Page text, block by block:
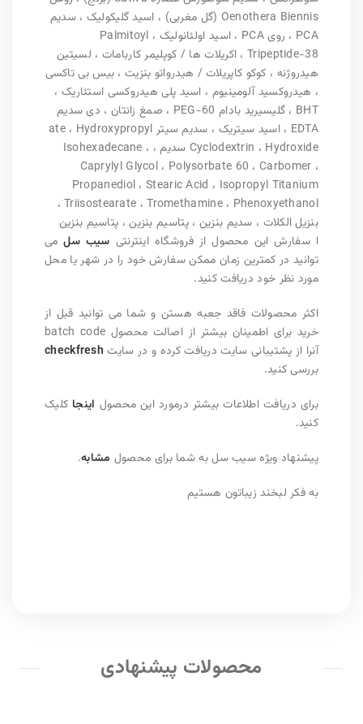
Oenothera Biennis (گل مغربی) ، اسید گلیکولیک ، سدیم
PCA ، روی PCA ، اسید اولئانولیک ، Palmitoyl
Tripeptide-38 ، اکریلات ها / کوپلیمر کاربامات ، لسیتین
هیدروژنه ، کوکو کاپریلات / هیدرواتو بنزیت ، بیس بی تاکسی
، هیدروکسید آلومینیوم ، اسید پلی هیدروکسی استئاریک ،
BHT ، گلیسیرید بادام PEG-60 ، صمغ زانتان ، دی سدیم
EDTA ، اسید سیتریک ، سدیم سیتر ate ، Hydroxypropyl
Cyclodextrin ، Hydroxide سدیم ، Isohexadecane ،
Caprylyl Glycol ، Polysorbate 60 ، Carbomer ،
Propanediol ، Stearic Acid ، Isopropyl Titanium
Triisostearate ، Tromethamine ، Phenoxyethanol ،
بنزیل الکلات ، سدیم بنزین ، پتاسیم بنزین ، پتاسیم بنزین
ا سفارش این محصول از فروشگاه اینترنتی سیب سلمی
توانید در کمترین زمان ممکن سفارش خود را در شهر یا محل
مورد نظر خود دریافت کنید.
اکثر محصولات فاقد جعبه هستن و شما می توانید قبل از
خرید برای اطمینان بیشتر از اصالت محصول batch code
آنرا از پشتیبانی سایت دریافت کرده و در سایت checkfresh
بررسی کنید.
برای دریافت اطلاعات بیشتر درمورد این محصول اینجا کلیک
کنید.
پیشنهاد ویژه سیب سل به شما برای محصول مشابه.
به فکر لبخند زیباتون هستیم
محصولات پیشنهادی